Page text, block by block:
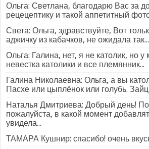
Ольга: Светлана, благодарю Вас за
рецецептику и такой аппетитный
Света: Ольга, здравствуйте, Вот
аджичку из кабачков, не ожидала так...
Ольга: Галина, нет, я не католик, но
невестка католики и все племянник...
Галина Николаевна: Ольга, а вы
Пасхе или цыплёнок или голубь.
Наталья Дмитриева: Добрый день!
пожалуйста, в какой момент
увидела...
ТАМАРА Кушнир: спасибо! очень